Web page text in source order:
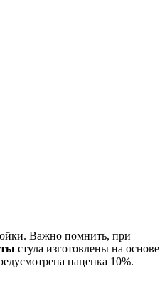
Важно помнить, при
стула изготовлены на основе
наценка 10%.